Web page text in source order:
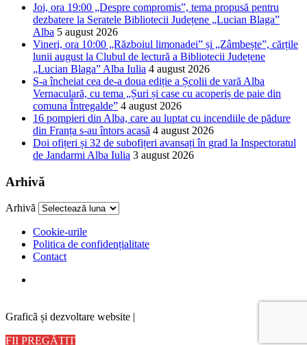
Joi, ora 19:00 „Despre compromis”, tema propusă pentru
dezbatere la Seratele Bibliotecii Județene „Lucian Blaga”
Alba 5 august 2026
Vineri, ora 10:00 „Războiul limonadei” și „Zâmbește”, cărțile
lunii august la Clubul de lectură a Bibliotecii Județene
„Lucian Blaga” Alba Iulia 4 august 2026
S-a încheiat cea de-a doua ediție a Școlii de vară Alba
Vernaculară, cu tema „Șuri și case cu acoperiș de paie din
comuna Întregalde” 4 august 2026
16 pompieri din Alba, care au luptat cu incendiile de pădure
din Franța s-au întors acasă 4 august 2026
Doi ofițeri și 32 de subofițeri avansați în grad la Inspectoratul
de Jandarmi Alba Iulia 3 august 2026
Arhivă
Arhivă
Cookie-urile
Politica de confidențialitate
Contact
Graficã și dezvoltare website |
FII PREGĂTIT